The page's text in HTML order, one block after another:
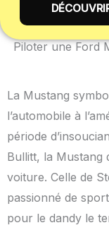
Piloter une Ford
La Mustang
l’automobile à
période
Bullitt, la Mustang
voiture. Celle de
passionné de
pour le dandy le